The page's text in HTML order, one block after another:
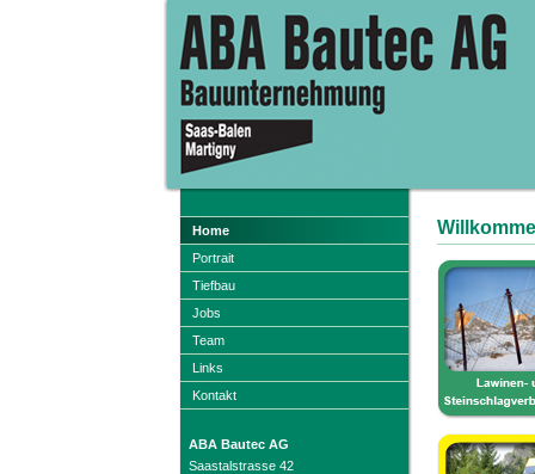
Home
Portrait
Tiefbau
Jobs
Team
Links
Kontakt
ABA Bautec AG
Saastalstrasse 42